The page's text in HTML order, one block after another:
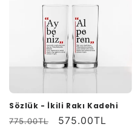
Sözlük - İkili Rakı Kadehi
Normal
775.00TL
İndirimli
575.00TL